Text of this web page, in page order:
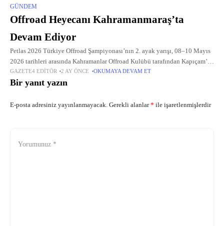
GÜNDEM
Offroad Heyecanı Kahramanmaraş’ta
Devam Ediyor
Petlas 2026 Türkiye Offroad Şampiyonası’nın 2. ayak yarışı, 08–10 Mayıs
2026 tarihleri arasında Kahramanlar Offroad Kulübü tarafından Kapıçam’da
gerçekleştirilecek.
GAZETE4 EDITÖR 2 AY ÖNCE OKUMAYA DEVAM ET
Bir yanıt yazın
E-posta adresiniz yayınlanmayacak. Gerekli alanlar* ile işaretlenmişlerdir